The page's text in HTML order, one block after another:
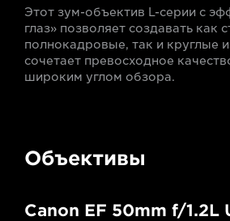
Этот зум-объектив L-серии с
глаз» позволяет создавать как
полнокадровые, так и круглые
сочетает превосходное
широким углом обзора.
Объективы
Canon EF 50mm f/1.2L